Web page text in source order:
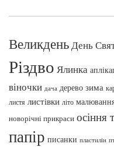
ВеликденьДень
Різдво Ялинка
віночки дача дерево зима
листя листівки літо
новорічні прикраси осіння
папір писанки пластилін